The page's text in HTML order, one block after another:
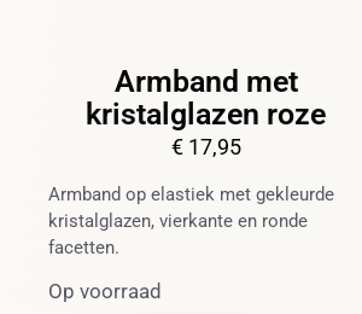
Armband met
kristalglazen roze
€17,95
Armband op elastiek met gekleurde
kristalglazen, vierkante en ronde
facetten.
Op voorraad